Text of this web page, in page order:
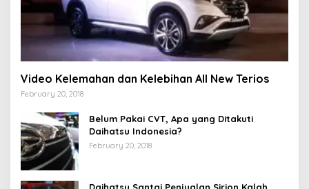
Video Kelemahan dan Kelebihan All New Terios
February 20, 2018
Belum Pakai CVT, Apa yang Ditakuti
Daihatsu Indonesia?
February 20, 2018
Daihatsu Santai Penjualan Sirion Kalah